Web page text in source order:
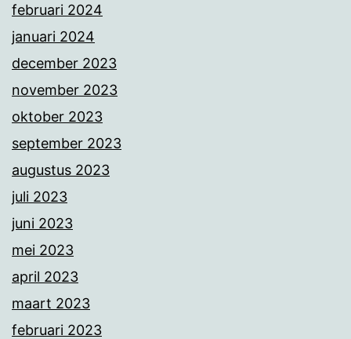
februari 2024
januari 2024
december 2023
november 2023
oktober 2023
september 2023
augustus 2023
juli 2023
juni 2023
mei 2023
april 2023
maart 2023
februari 2023